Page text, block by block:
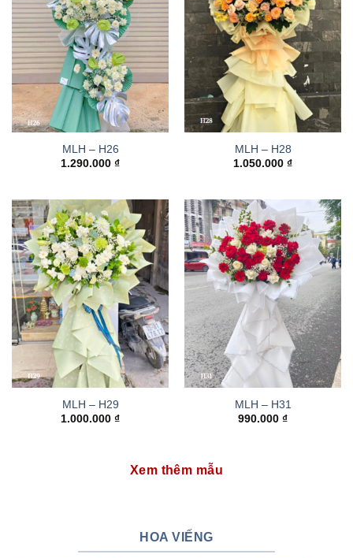
MLH – H26
1.290.000 ₫
MLH – H28
1.050.000 ₫
MLH – H29
1.000.000 ₫
MLH – H31
990.000 ₫
Xem thêm mẫu
HOA VIẾNG